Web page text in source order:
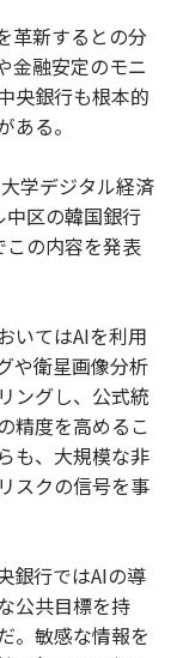
革新するとの分
金融安定のモニ
央銀行も根本的
る。
学デジタル経済
区の韓国銀行
の内容を発表
いてはAIを利用
や衛星画像分析
ングし、公式統
精度を高めるこ
も、大規模な非
スクの信号を事
銀行ではAIの導
公共目標を持
。敏感な情報を